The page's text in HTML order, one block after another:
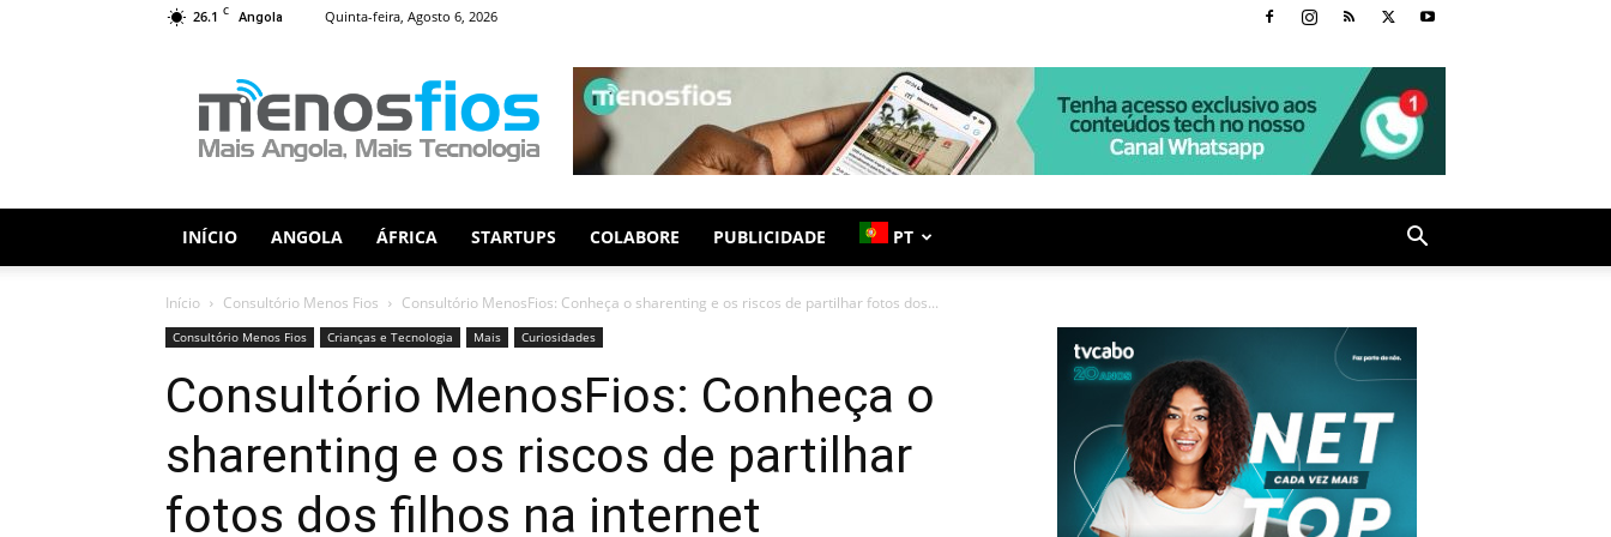
26.1 C Angola Quinta-feira, Agosto 6, 2026
Fios
INÍCIO ANGOLA ÁFRICA STARTUPS COLABORE PUBLICIDADE PT
Início Consultório Menos Fios Consultório MenosFios: Conheça o sharenting e os riscos de partilhar fotos dos...
Consultório Menos Fios Crianças e Tecnologia Mais Curiosidades
Consultório MenosFios: Conheça o
sharenting e os riscos de partilhar
fotos dos filhos na internet